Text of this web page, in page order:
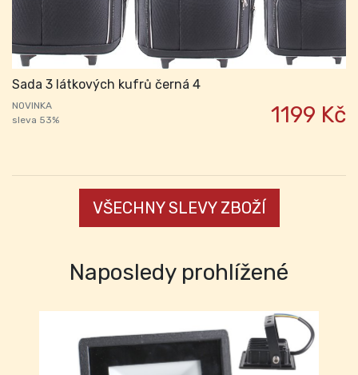
Sada 3 látkových kufrů černá 4
NOVINKA
sleva 53%
1199 Kč
VŠECHNY SLEVY ZBOŽÍ
Naposledy prohlížené